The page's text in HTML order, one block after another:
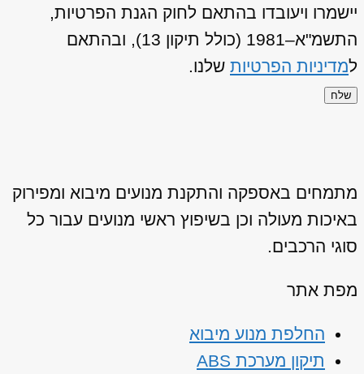
יישמרו ויעובדו בהתאם לחוק הגנת הפרטיות,
התשמ"א–1981 (כולל תיקון 13), ובהתאם
למדיניות הפרטיות שלנו.
שלח
מתמחים באספקה והתקנת מנועים מיבוא ומפירוק
באיכות מעולה וכן בשיפוץ ראשי מנועים עבור כל
סוגי הרכבים.
מפת אתר
החלפת מנוע מיבוא
תיקון מערכת ABS